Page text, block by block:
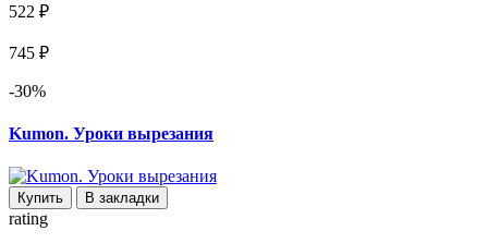
522 ₽
745 ₽
-30%
Kumon. Уроки вырезания
Купить В закладки
rating